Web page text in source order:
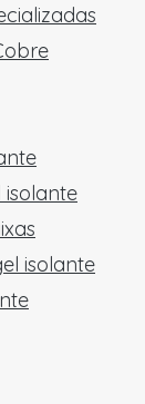
isolante
isolante